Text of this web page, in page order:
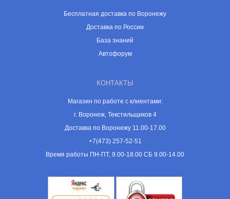
Бесплатная доставка по Воронежу
Доставка по России
База знаний
Автофорум
КОНТАКТЫ
Магазин по работе с клиентами:
г. Воронеж, Текстильщиков 4
Доставка по Воронежу 11.00-17.00
+7(473) 257-52-51
Время работы ПН-ПТ, 9.00-18.00 СБ 9.00-14.00